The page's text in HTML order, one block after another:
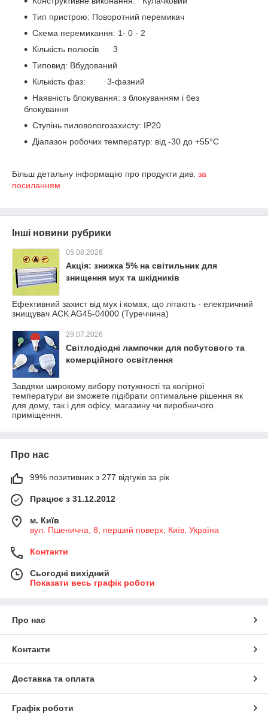
Тип пристрою: Поворотний перемикач
Схема перемикання: 1- 0 - 2
Кількість полюсів 3
Типовид: Вбудований
Кількість фаз: 3-фазний
Наявність блокування: з блокуванням і без
блокування
Ступінь пиловологозахисту: IP20
Діапазон робочих температур: від -30 до +55°С
Більш детальну інформацію про продукти див. за
посиланням
Інші новини рубрики
05.08.2026
Акція: знижка 5% на світильник для
знищення мух та шкідників
Ефективний захист від мух і комах, що літають - електричний
знищувач ACK AG45-04000 (Туреччина)
29.07.2026
Світлодіодні лампочки для побутового та
комерційного освітлення
Завдяки широкому вибору потужності та колірної
температури ви зможете підібрати оптимальне рішення як
для дому, так і для офісу, магазину чи виробничого
приміщення.
Про нас
99% позитивних з 277 відгуків за рік
Працює з 31.12.2012
м. Київ
вул. Пшенична, 8, перший поверх, Київ, Україна
Контакти
Сьогодні вихідний
Показати весь графік роботи
Про нас
Контакти
Доставка та оплата
Графік роботи